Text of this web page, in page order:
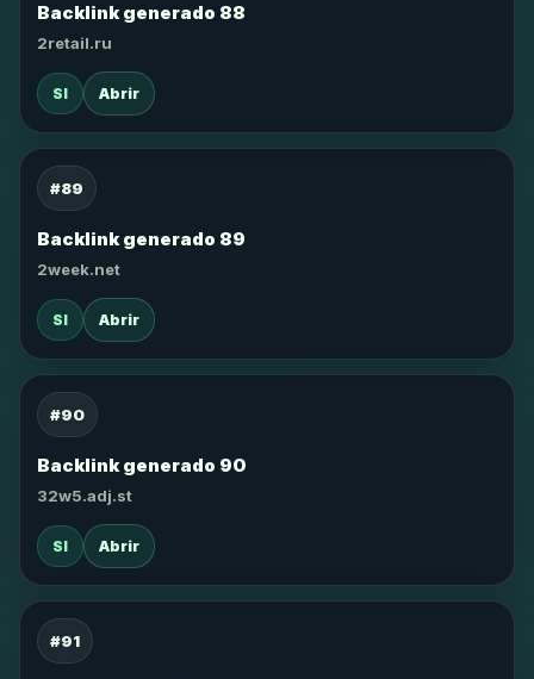
Backlink generado 88
2retail.ru
SI Abrir
#89
Backlink generado 89
2week.net
SI Abrir
#90
Backlink generado 90
32w5.adj.st
SI Abrir
#91